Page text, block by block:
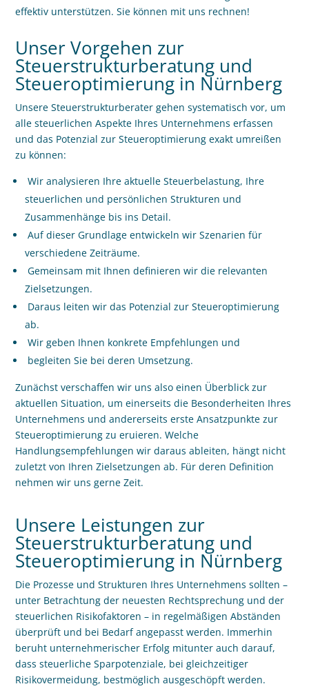
effektiv unterstützen. Sie können mit uns rechnen!
Unser Vorgehen zur
Steuerstrukturberatung und
Steueroptimierung in Nürnberg
Unsere Steuerstrukturberater gehen systematisch vor, um
alle steuerlichen Aspekte Ihres Unternehmens erfassen
und das Potenzial zur Steueroptimierung exakt umreißen
zu können:
Wir analysieren Ihre aktuelle Steuerbelastung, Ihre
steuerlichen und persönlichen Strukturen und
Zusammenhänge bis ins Detail.
Auf dieser Grundlage entwickeln wir Szenarien für
verschiedene Zeiträume.
Gemeinsam mit Ihnen definieren wir die relevanten
Zielsetzungen.
Daraus leiten wir das Potenzial zur Steueroptimierung
ab.
Wir geben Ihnen konkrete Empfehlungen und
begleiten Sie bei deren Umsetzung.
Zunächst verschaffen wir uns also einen Überblick zur
aktuellen Situation, um einerseits die Besonderheiten Ihres
Unternehmens und andererseits erste Ansatzpunkte zur
Steueroptimierung zu eruieren. Welche
Handlungsempfehlungen wir daraus ableiten, hängt nicht
zuletzt von Ihren Zielsetzungen ab. Für deren Definition
nehmen wir uns gerne Zeit.
Unsere Leistungen zur
Steuerstrukturberatung und
Steueroptimierung in Nürnberg
Die Prozesse und Strukturen Ihres Unternehmens sollten –
unter Betrachtung der neuesten Rechtsprechung und der
steuerlichen Risikofaktoren – in regelmäßigen Abständen
überprüft und bei Bedarf angepasst werden. Immerhin
beruht unternehmerischer Erfolg mitunter auch darauf,
dass steuerliche Sparpotenziale, bei gleichzeitiger
Risikovermeidung, bestmöglich ausgeschöpft werden.